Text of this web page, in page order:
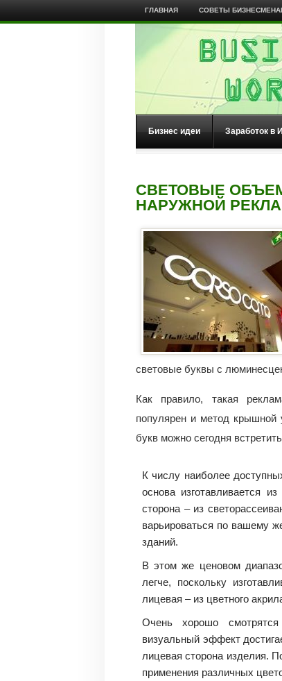
ГЛАВНАЯ СОВЕТЫ
Бизнес идеи Заработок в
СВЕТОВЫЕ
НАРУЖНОЙ
световые буквы с
Как правило, такая
популярен и метод крышной
букв можно сегодня
К числу наиболее
основа изготавливается
сторона – из
варьироваться по вашему
зданий.
В этом же ценовом
легче, поскольку
лицевая – из цветного
Очень хорошо
визуальный эффект
лицевая сторона изделия.
применения различных